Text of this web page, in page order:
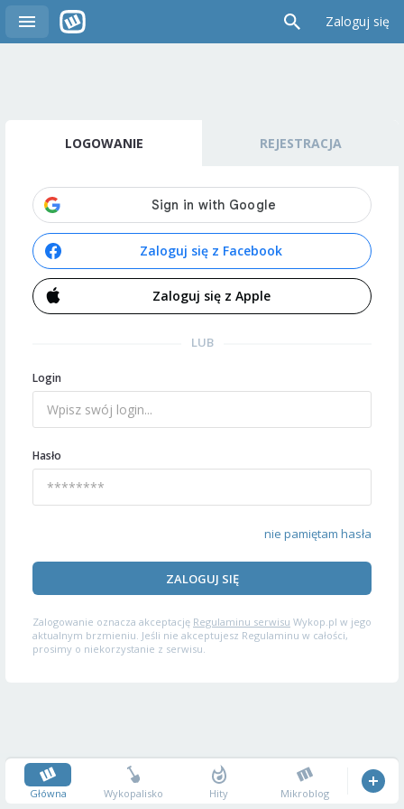
Zaloguj się
LOGOWANIE REJESTRACJA
Zaloguj się z Facebook
Zaloguj się z Apple
LUB
Login
Hasło
nie pamiętam hasła
ZALOGUJ SIĘ
Zalogowanie oznacza akceptację Regulaminu serwisu Wykop.pl w jego
aktualnym brzmieniu. Jeśli nie akceptujesz Regulaminu w całości,
prosimy o niekorzystanie z serwisu.
Główna Wykopalisko Hity Mikroblog